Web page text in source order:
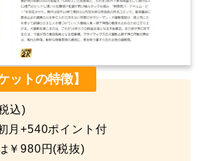
ットの特徴】
込)
月+540ポイント付
￥980円(税抜)